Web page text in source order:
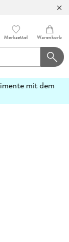
Merkzettel Warenkorb
mit dem